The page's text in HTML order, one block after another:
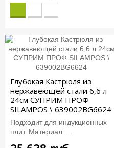
Глубокая Кастрюля из
нержавеющей стали 6,6 л
24см СУПРИМ ПРОФ
SILAMPOS \ 639002BG6624
Подходит для индукционных
плит. Материал:...